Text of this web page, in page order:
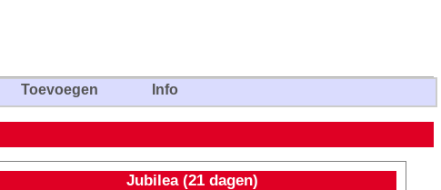
Toevoegen Info
Jubilea (21 dagen)